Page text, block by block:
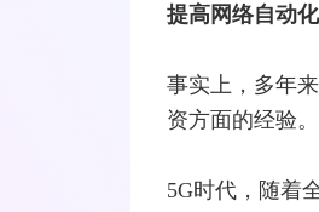
提高网络自动
事实上，多年来
资方面的经验。
5G时代，随着